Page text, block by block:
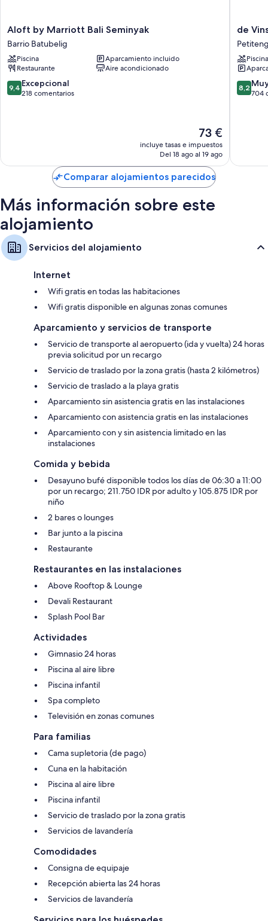
Aloft
by
Marriott
Bali
Seminyak
Barrio
Batubelig
Aloft by Marriott Bali Seminyak
Barrio Batubelig
Piscina
Aparcamiento incluido
Restaurante
Aire acondicionado
9.4
sobre
9,4 Excepcional
218 comentarios
El
precio
actual
de
73 €
73 €
incluye tasas e impuestos
Del 18 ago al 19 ago
de
Vins
Sky
Hotel
de
Piscina
8.2
sobre
8,2
704
Comparar alojamientos parecidos
Más información sobre este
alojamiento
Servicios del alojamiento
Internet
Wifi gratis en todas las habitaciones
Wifi gratis disponible en algunas zonas comunes
Aparcamiento y servicios de transporte
Servicio de transporte al aeropuerto (ida y vuelta) 24 horas
previa solicitud por un recargo
Servicio de traslado por la zona gratis (hasta 2 kilómetros)
Servicio de traslado a la playa gratis
Aparcamiento sin asistencia gratis en las instalaciones
Aparcamiento con asistencia gratis en las instalaciones
Aparcamiento con y sin asistencia limitado en las
instalaciones
Comida y bebida
Desayuno bufé disponible todos los días de 06:30 a 11:00
por un recargo; 211.750 IDR por adulto y 105.875 IDR por
niño
2 bares o lounges
Bar junto a la piscina
Restaurante
Restaurantes en las instalaciones
Above Rooftop & Lounge
Devali Restaurant
Splash Pool Bar
Actividades
Gimnasio 24 horas
Piscina al aire libre
Piscina infantil
Spa completo
Televisión en zonas comunes
Para familias
Cama supletoria (de pago)
Cuna en la habitación
Piscina al aire libre
Piscina infantil
Servicio de traslado por la zona gratis
Servicios de lavandería
Comodidades
Consigna de equipaje
Recepción abierta las 24 horas
Servicios de lavandería